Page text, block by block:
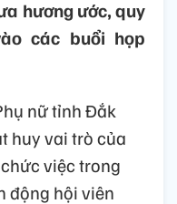
hương ước, quy
các buổi họp
nữ tỉnh Đắk
huy vai trò của
việc trong
động hội viên